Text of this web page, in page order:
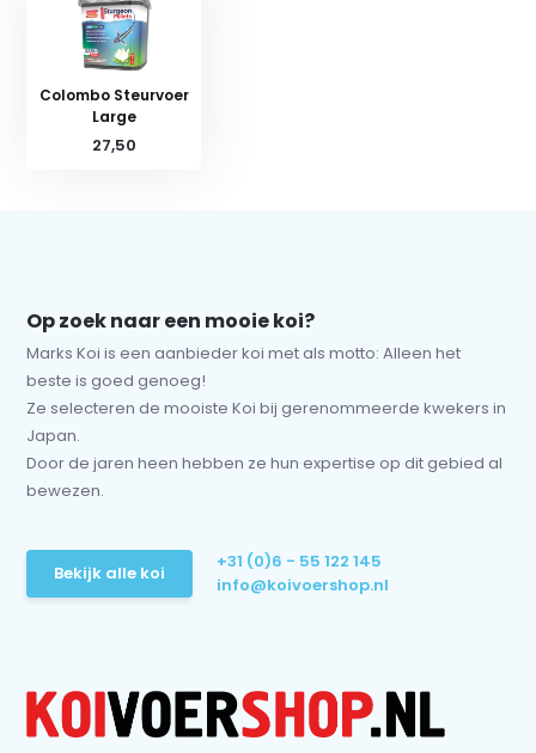
Colombo Steurvoer
Large
27,50
Op zoek naar een mooie koi?
Marks Koi is een aanbieder koi met als motto: Alleen het
beste is goed genoeg!
Ze selecteren de mooiste Koi bij gerenommeerde kwekers in
Japan.
Door de jaren heen hebben ze hun expertise op dit gebied al
bewezen.
Bekijk alle koi
+31 (0)6 - 55 122 145
info@koivoershop.nl